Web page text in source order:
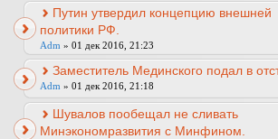
Путин утвердил концепцию внешней
политики РФ.
Adm » 01 дек 2016, 21:23
Заместитель Мединского подал в
Adm » 01 дек 2016, 21:18
Шувалов пообещал не сливать
Минэкономразвития с Минфином.